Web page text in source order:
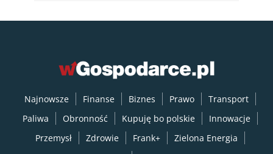
Najnowsze Finanse Biznes Prawo
Transport
Paliwa
Obronność Kupuję bo polskie
Innowacje
Przemysł
Zdrowie Frank+
Zielona Energia